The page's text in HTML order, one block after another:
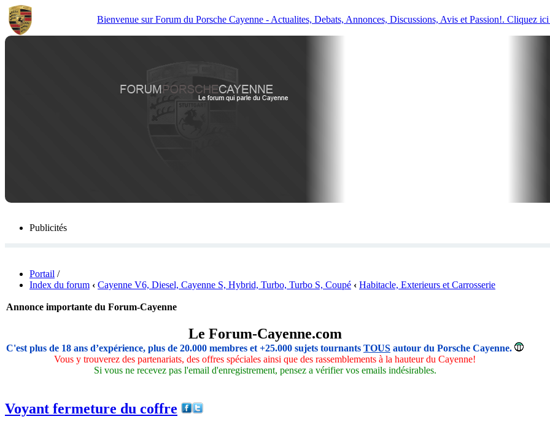
Bienvenue sur Forum du Porsche Cayenne - Actualites, Debats, Annonces, Discussions, Avis et Passion!. Cliquez
Publicités
Portail /
Index du forum ‹ Cayenne V6, Diesel, Cayenne S, Hybrid, Turbo, Turbo S, Coupé ‹ Habitacle, Exterieurs et Carrosserie
Annonce importante du Forum-Cayenne
Le Forum-Cayenne.com
C'est plus de 18 ans d’expérience, plus de 20.000 membres et +25.000 sujets tournants TOUS autour du Porsche Cayenne.
Vous y trouverez des partenariats, des offres spéciales ainsi que des rassemblements à la hauteur du Cayenne!
Si vous ne recevez pas l'email d'enregistrement, pensez a vérifier vos emails indésirables.
Voyant fermeture du coffre